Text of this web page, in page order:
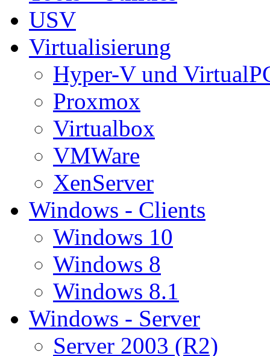
USV
Virtualisierung
Hyper-V und
Proxmox
Virtualbox
VMWare
XenServer
Windows - Clients
Windows 10
Windows 8
Windows 8.1
Windows - Server
Server 2003 (R2)